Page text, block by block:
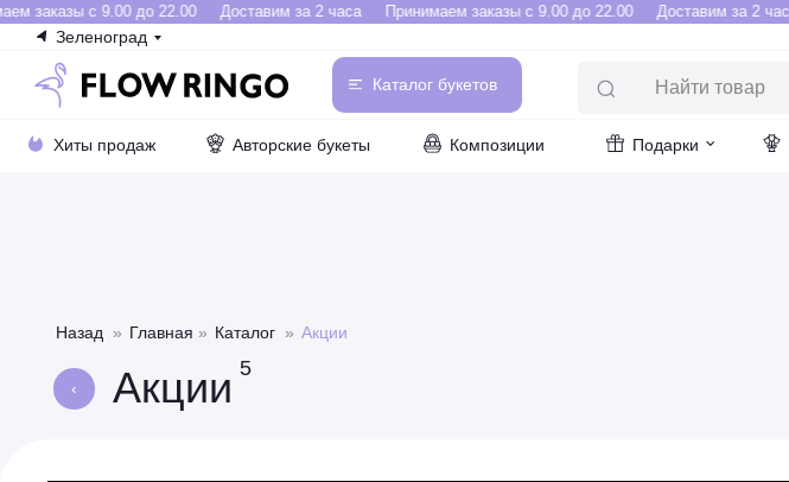
заказы с 9.00 до 22.00 Доставим за 2 часа Принимаем заказы с 9.00 до 22.00 Доставим за 2 часа
Авторские букеты
Зеленоград
Хиты продаж Композиции
Каталог букетов
Подарки
Акции
Акции
»
Главная
»
Назад
‹
5
» Каталог